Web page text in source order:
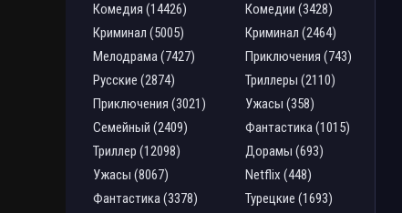
Комедия (14426)
Криминал (5005)
Мелодрама (7427)
Русские (2874)
Приключения (3021)
Семейный (2409)
Триллер (12098)
Ужасы (8067)
Фантастика (3378)
Комедии (3428)
Криминал (2464)
Приключения (743)
Триллеры (2110)
Ужасы (358)
Фантастика (1015)
Дорамы (693)
Netflix (448)
Турецкие (1693)